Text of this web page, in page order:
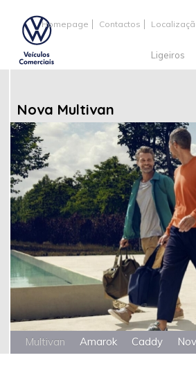
Homepage Contactos
Ligeiros
Nova Multivan
Multivan Amarok Caddy